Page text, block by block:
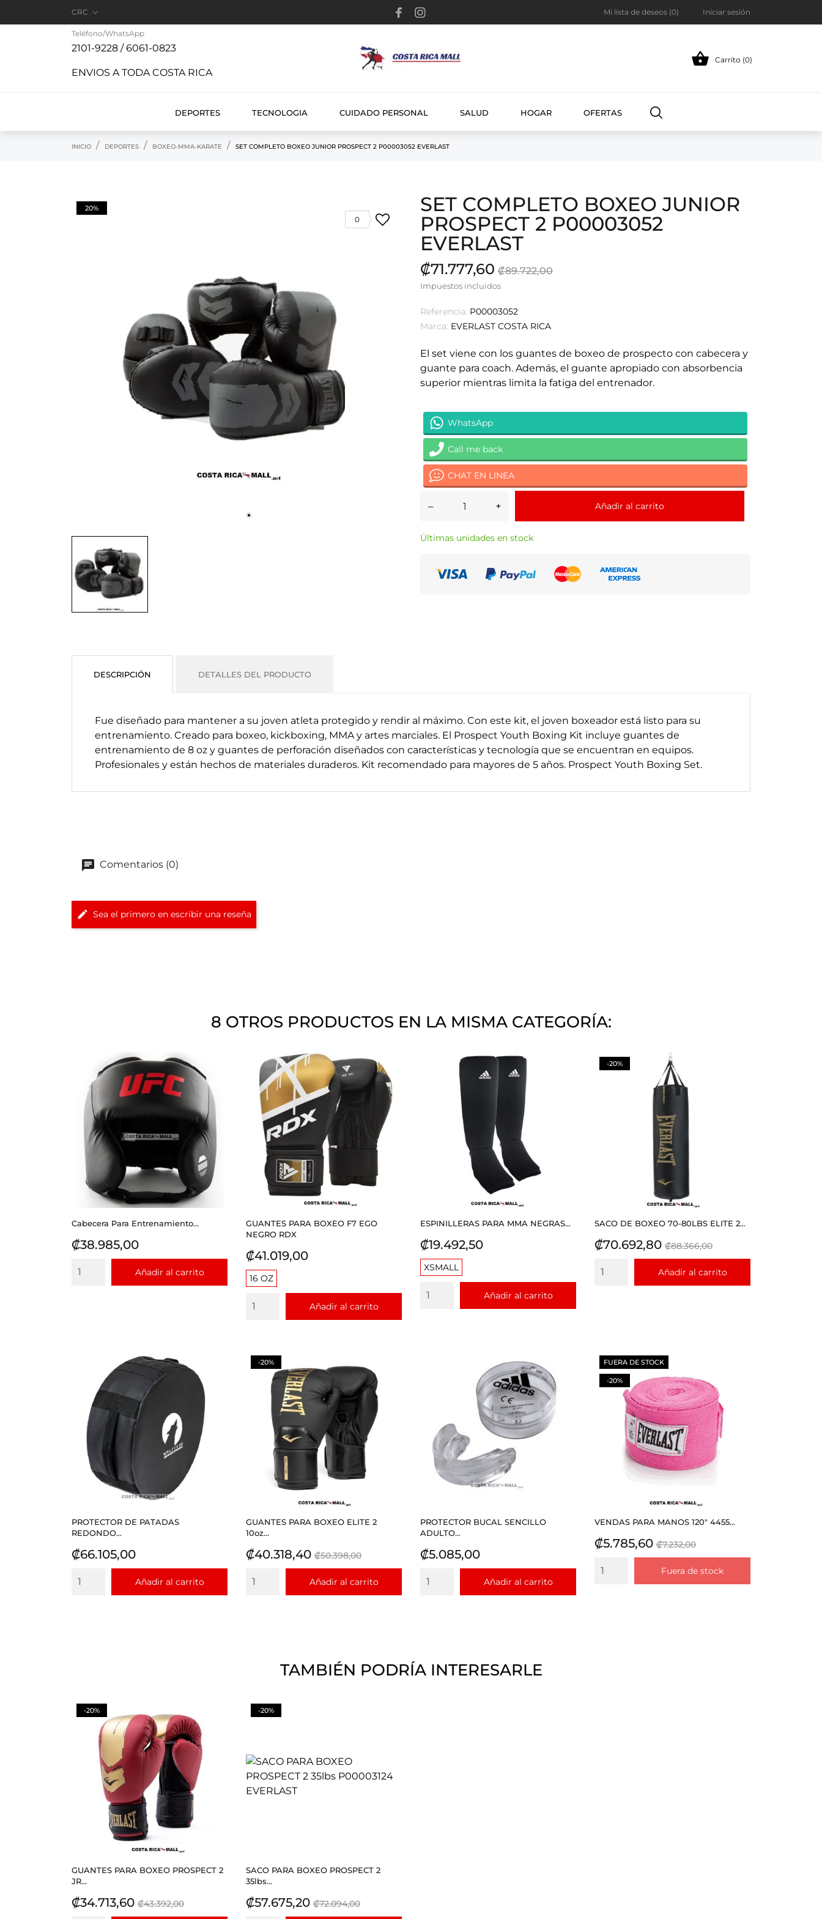
CRC  Mi lista de deseos (0) Iniciar sesión
Teléfono/WhatsApp
2101-9228 / 6061-0823
ENVIOS A TODA COSTA RICA
 Carrito (0)
DEPORTES TECNOLOGIA CUIDADO PERSONAL SALUD HOGAR OFERTAS
INICIO DEPORTES BOXEO-MMA-KARATE SET COMPLETO BOXEO JUNIOR PROSPECT 2 P00003052 EVERLAST
20%
0
SET COMPLETO BOXEO JUNIOR
PROSPECT 2 P00003052
EVERLAST
₡71.777,60 ₡89.722,00
Impuestos incluidos
Referencia: P00003052
Marca: EVERLAST COSTA RICA
El set viene con los guantes de boxeo de prospecto con cabecera y
guante para coach. Además, el guante apropiado con absorbencia
superior mientras limita la fatiga del entrenador.
WhatsApp
Call me back
CHAT EN LINEA
– + Añadir al carrito
Últimas unidades en stock
DESCRIPCIÓN DETALLES DEL PRODUCTO
Fue diseñado para mantener a su joven atleta protegido y rendir al máximo. Con este kit, el joven boxeador está listo para su
entrenamiento. Creado para boxeo, kickboxing, MMA y artes marciales. El Prospect Youth Boxing Kit incluye guantes de
entrenamiento de 8 oz y guantes de perforación diseñados con características y tecnología que se encuentran en equipos.
Profesionales y están hechos de materiales duraderos. Kit recomendado para mayores de 5 años. Prospect Youth Boxing Set.
Comentarios (0)
Sea el primero en escribir una reseña
8 OTROS PRODUCTOS EN LA MISMA CATEGORÍA:
Cabecera Para Entrenamiento...
Precio
₡38.985,00
Añadir al carrito
GUANTES PARA BOXEO F7 EGO
NEGRO RDX
Precio
₡41.019,00
16 OZ
Añadir al carrito
ESPINILLERAS PARA MMA NEGRAS...
Precio
₡19.492,50
XSMALL
Añadir al carrito
SACO DE BOXEO 70-80LBS ELITE 2...
Precio
₡70.692,80 Precio
base
₡88.366,00
Añadir al carrito
-20%
PROTECTOR DE PATADAS
REDONDO...
Precio
₡66.105,00
Añadir al carrito
GUANTES PARA BOXEO ELITE 2
10oz...
Precio
₡40.318,40 Precio
base
₡50.398,00
Añadir al carrito
-20%
PROTECTOR BUCAL SENCILLO
ADULTO...
Precio
₡5.085,00
Añadir al carrito
VENDAS PARA MANOS 120" 4455...
Precio
₡5.785,60 Precio
base
₡7.232,00
Fuera de stock
FUERA DE STOCK
-20%
TAMBIÉN PODRÍA INTERESARLE
GUANTES PARA BOXEO PROSPECT 2
JR...
Precio
₡34.713,60 Precio
₡43.392,00
-20%
SACO PARA BOXEO PROSPECT 2
35lbs...
Precio
₡57.675,20 Precio
₡72.094,00
-20%